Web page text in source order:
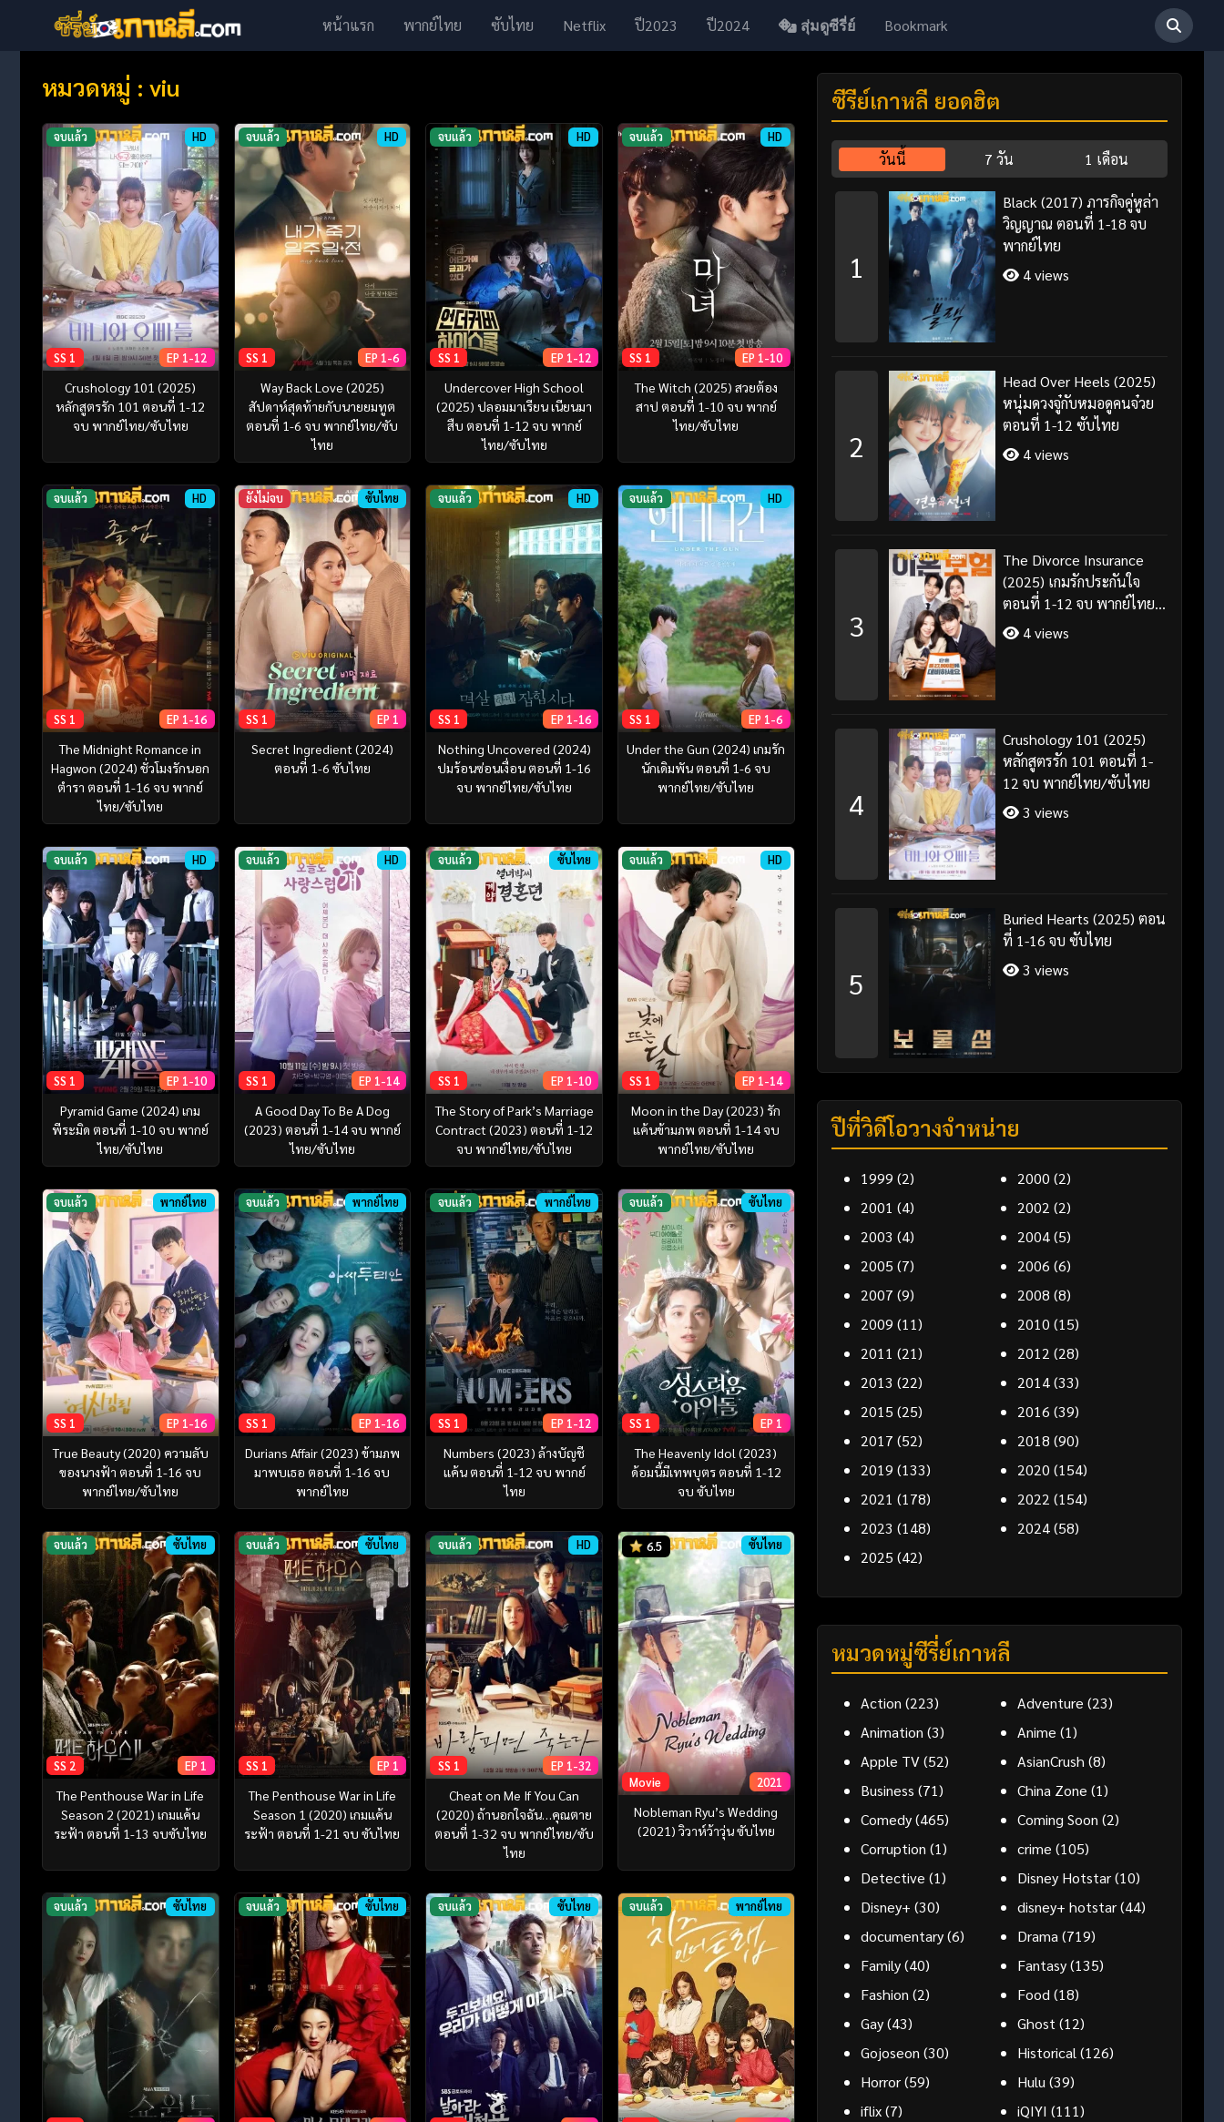
หน้าแรก พากย์ไทย ซับไทย Netflix ปี2023 ปี2024 สุ่มดูซีรี่ย์ Bookmark
หมวดหมู่ : viu
จบแล้ว HD
SS 1 EP 1-12
Crushology 101 (2025)
หลักสูตรรัก 101 ตอนที่ 1-12
จบ พากย์ไทย/ซับไทย
จบแล้ว HD
SS 1 EP 1-6
Way Back Love (2025)
สัปดาห์สุดท้ายกับนายยมทูต
ตอนที่ 1-6 จบ พากย์ไทย/ซับ
ไทย
จบแล้ว HD
SS 1 EP 1-12
Undercover High School
(2025) ปลอมมาเรียน เนียนมา
สืบ ตอนที่ 1-12 จบ พากย์
ไทย/ซับไทย
จบแล้ว HD
SS 1 EP 1-10
The Witch (2025) สวยต้อง
สาป ตอนที่ 1-10 จบ พากย์
ไทย/ซับไทย
จบแล้ว HD
SS 1 EP 1-16
The Midnight Romance in
Hagwon (2024) ชั่วโมงรักนอก
ตำรา ตอนที่ 1-16 จบ พากย์
ไทย/ซับไทย
ยังไม่จบ ซับไทย
SS 1 EP 1
Secret Ingredient (2024)
ตอนที่ 1-6 ซับไทย
จบแล้ว HD
SS 1 EP 1-16
Nothing Uncovered (2024)
ปมร้อนซ่อนเงื่อน ตอนที่ 1-16
จบ พากย์ไทย/ซับไทย
จบแล้ว HD
SS 1 EP 1-6
Under the Gun (2024) เกมรัก
นักเดิมพัน ตอนที่ 1-6 จบ
พากย์ไทย/ซับไทย
จบแล้ว HD
SS 1 EP 1-10
Pyramid Game (2024) เกม
พีระมิด ตอนที่ 1-10 จบ พากย์
ไทย/ซับไทย
จบแล้ว HD
SS 1 EP 1-14
A Good Day To Be A Dog
(2023) ตอนที่ 1-14 จบ พากย์
ไทย/ซับไทย
จบแล้ว ซับไทย
SS 1 EP 1-10
The Story of Park’s Marriage
Contract (2023) ตอนที่ 1-12
จบ พากย์ไทย/ซับไทย
จบแล้ว HD
SS 1 EP 1-14
Moon in the Day (2023) รัก
แค้นข้ามภพ ตอนที่ 1-14 จบ
พากย์ไทย/ซับไทย
จบแล้ว พากย์ไทย
SS 1 EP 1-16
True Beauty (2020) ความลับ
ของนางฟ้า ตอนที่ 1-16 จบ
พากย์ไทย/ซับไทย
จบแล้ว พากย์ไทย
SS 1 EP 1-16
Durians Affair (2023) ข้ามภพ
มาพบเธอ ตอนที่ 1-16 จบ
พากย์ไทย
จบแล้ว พากย์ไทย
SS 1 EP 1-12
Numbers (2023) ล้างบัญชี
แค้น ตอนที่ 1-12 จบ พากย์
ไทย
จบแล้ว ซับไทย
SS 1 EP 1
The Heavenly Idol (2023)
ด้อมนี้มีเทพบุตร ตอนที่ 1-12
จบ ซับไทย
จบแล้ว ซับไทย
SS 2 EP 1
The Penthouse War in Life
Season 2 (2021) เกมแค้น
ระฟ้า ตอนที่ 1-13 จบซับไทย
จบแล้ว ซับไทย
SS 1 EP 1
The Penthouse War in Life
Season 1 (2020) เกมแค้น
ระฟ้า ตอนที่ 1-21 จบ ซับไทย
จบแล้ว HD
SS 1 EP 1-32
Cheat on Me If You Can
(2020) ถ้านอกใจฉัน…คุณตาย
ตอนที่ 1-32 จบ พากย์ไทย/ซับ
ไทย
6.5 ซับไทย
Movie 2021
Nobleman Ryu’s Wedding
(2021) วิวาห์ว้าวุ่น ซับไทย
จบแล้ว ซับไทย จบแล้ว ซับไทย จบแล้ว ซับไทย จบแล้ว พากย์ไทย
ซีรี่ย์เกาหลี ยอดฮิต
วันนี้ 7 วัน 1 เดือน
1
Black (2017) ภารกิจคู่หูล่า
วิญญาณ ตอนที่ 1-18 จบ
พากย์ไทย
4 views
2
Head Over Heels (2025)
หนุ่มดวงจู๋กับหมอดูคนจ๋วย
ตอนที่ 1-12 ซับไทย
4 views
3
The Divorce Insurance
(2025) เกมรักประกันใจ
ตอนที่ 1-12 จบ พากย์ไทย
ซับไทย4 views
4
Crushology 101 (2025)
หลักสูตรรัก 101 ตอนที่ 1-
12 จบ พากย์ไทย/ซับไทย
3 views
5
Buried Hearts (2025) ตอน
ที่ 1-16 จบ ซับไทย
3 views
ปีที่วิดีโอวางจำหน่าย
1999 (2) 2000 (2)
2001 (4) 2002 (2)
2003 (4) 2004(5)
2005 (7) 2006 (6)
2007 (9) 2008 (8)
2009 (11) 2010 (15)
2011 (21) 2012 (28)
2013 (22) 2014(33)
2015 (25) 2016 (39)
2017 (52) 2018 (90)
2019 (133) 2020 (154)
2021 (178) 2022 (154)
2023 (148) 2024(58)
2025 (42)
หมวดหมู่ซีรี่ย์เกาหลี
Action (223) Adventure (23)
Animation (3) Anime (1)
Apple TV(52) AsianCrush (8)
Business (71) China Zone (1)
Comedy(465) Coming Soon (2)
Corruption (1) crime (105)
Detective (1) Disney Hotstar(10)
Disney+ (30) disney+ hotstar(44)
documentary(6) Drama(719)
Family(40) Fantasy(135)
Fashion (2) Food(18)
Gay(43) Ghost(12)
Gojoseon (30) Historical(126)
Horror(59) Hulu(39)
iflix(7) iQIYI (111)